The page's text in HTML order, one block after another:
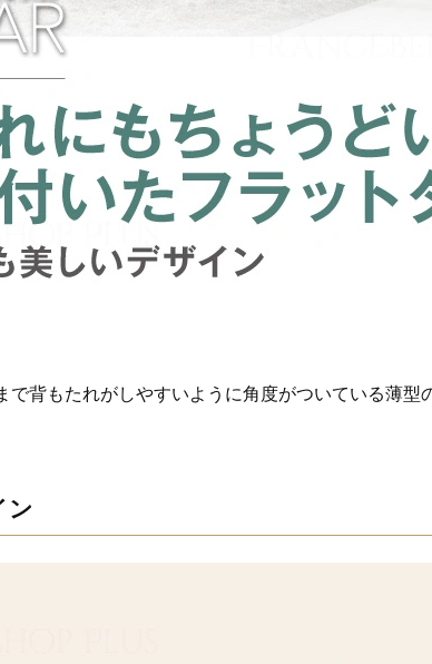
背もたれがしやすいように角度がついている薄型
ン